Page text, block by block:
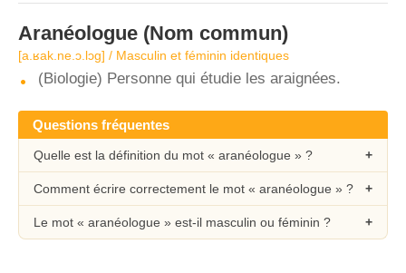
Aranéologue (Nom commun)
[a.ʁak.ne.ɔ.lɔɡ] / Masculin et féminin identiques
(Biologie) Personne qui étudie les araignées.
Questions fréquentes
Quelle est la définition du mot « aranéologue » ?
Comment écrire correctement le mot « aranéologue » ?
Le mot « aranéologue » est-il masculin ou féminin ?